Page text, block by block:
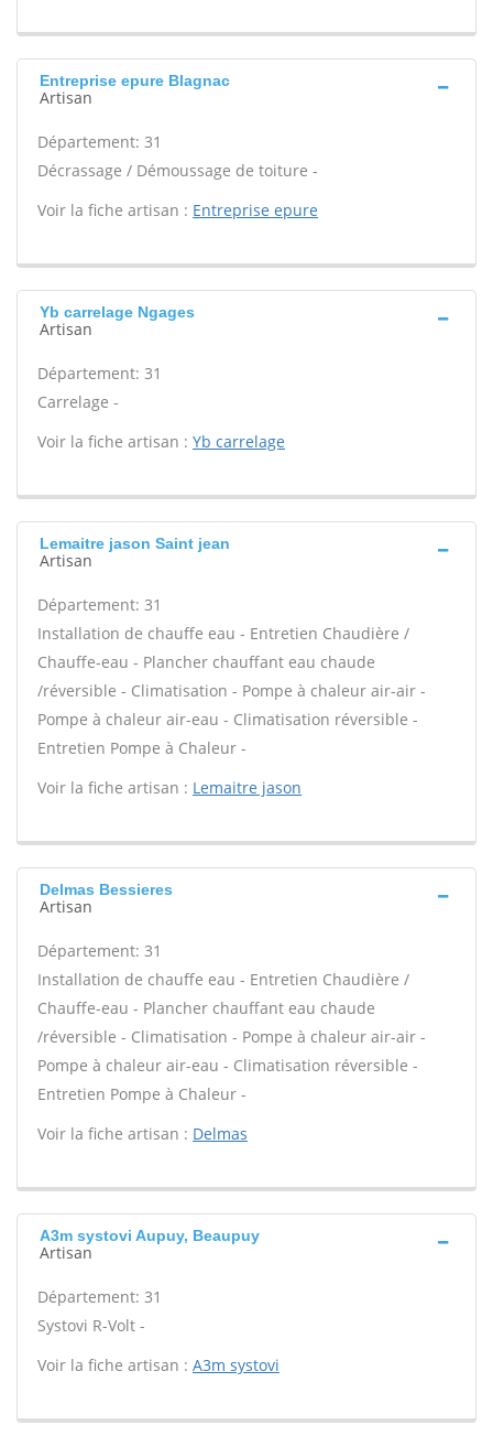
Entreprise epure Blagnac
Artisan
Département: 31
Décrassage / Démoussage de toiture -
Voir la fiche artisan : Entreprise epure
Yb carrelage Ngages
Artisan
Département: 31
Carrelage -
Voir la fiche artisan : Yb carrelage
Lemaitre jason Saint jean
Artisan
Département: 31
Installation de chauffe eau - Entretien Chaudière /
Chauffe-eau - Plancher chauffant eau chaude
/réversible - Climatisation - Pompe à chaleur air-air -
Pompe à chaleur air-eau - Climatisation réversible -
Entretien Pompe à Chaleur -
Voir la fiche artisan : Lemaitre jason
Delmas Bessieres
Artisan
Département: 31
Installation de chauffe eau - Entretien Chaudière /
Chauffe-eau - Plancher chauffant eau chaude
/réversible - Climatisation - Pompe à chaleur air-air -
Pompe à chaleur air-eau - Climatisation réversible -
Entretien Pompe à Chaleur -
Voir la fiche artisan : Delmas
A3m systovi Aupuy, Beaupuy
Artisan
Département: 31
Systovi R-Volt -
Voir la fiche artisan : A3m systovi